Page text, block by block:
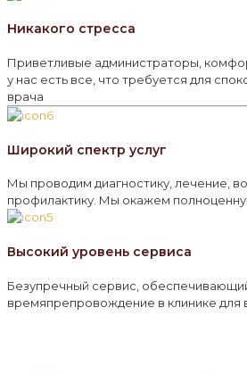
Никакого стресса
Приветливые администраторы,
у нас есть все, что требуется для
врача
Широкий спектр услуг
Мы проводим диагностику, лечение,
профилактику. Мы окажем
Высокий уровень сервиса
Безупречный сервис,
времяпрепровождение в клинике для